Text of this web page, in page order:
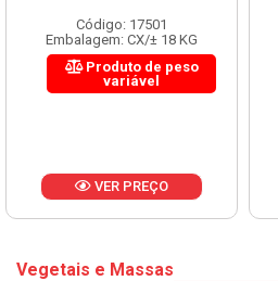
Código: 17501
Embalagem: CX/± 18 KG
Produto de peso
variável
VER PREÇO
Vegetais e Massas